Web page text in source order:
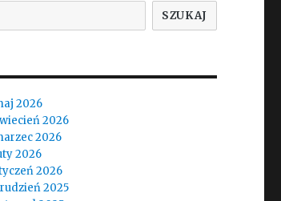
SZUKAJ
2026
2026
2026
2026
2026
2025